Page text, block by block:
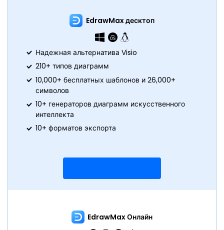
EdrawMax десктоп
Надежная альтернатива Visio
210+ типов диаграмм
10,000+ бесплатных шаблонов и 26,000+
символов
10+ генераторов диаграмм искусственного
интеллекта
10+ форматов экспорта
EdrawMax Онлайн